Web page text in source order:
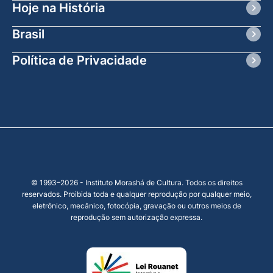
Hoje na História
Brasil
Política de Privacidade
© 1993–2026 - Instituto Morashá de Cultura. Todos os direitos
reservados. Proibida toda e qualquer reprodução por qualquer meio,
eletrônico, mecânico, fotocópia, gravação ou outros meios de
reprodução sem autorização expressa.